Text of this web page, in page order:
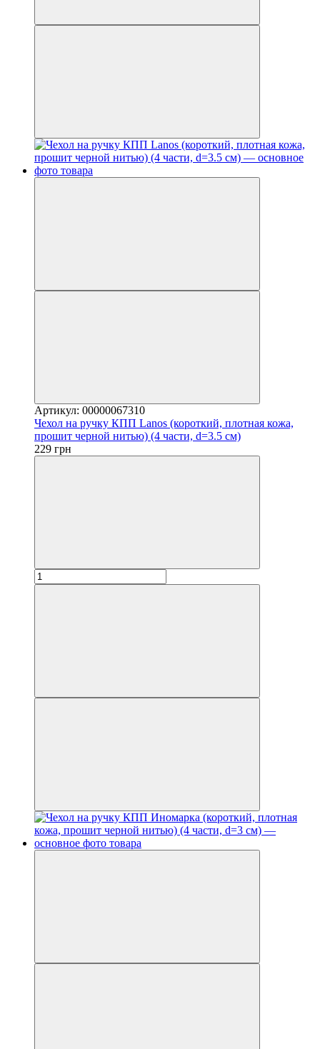
Артикул: 00000067310
Чехол на ручку КПП Lanos (короткий, плотная кожа,
прошит черной нитью) (4 части, d=3.5 см)
229 грн